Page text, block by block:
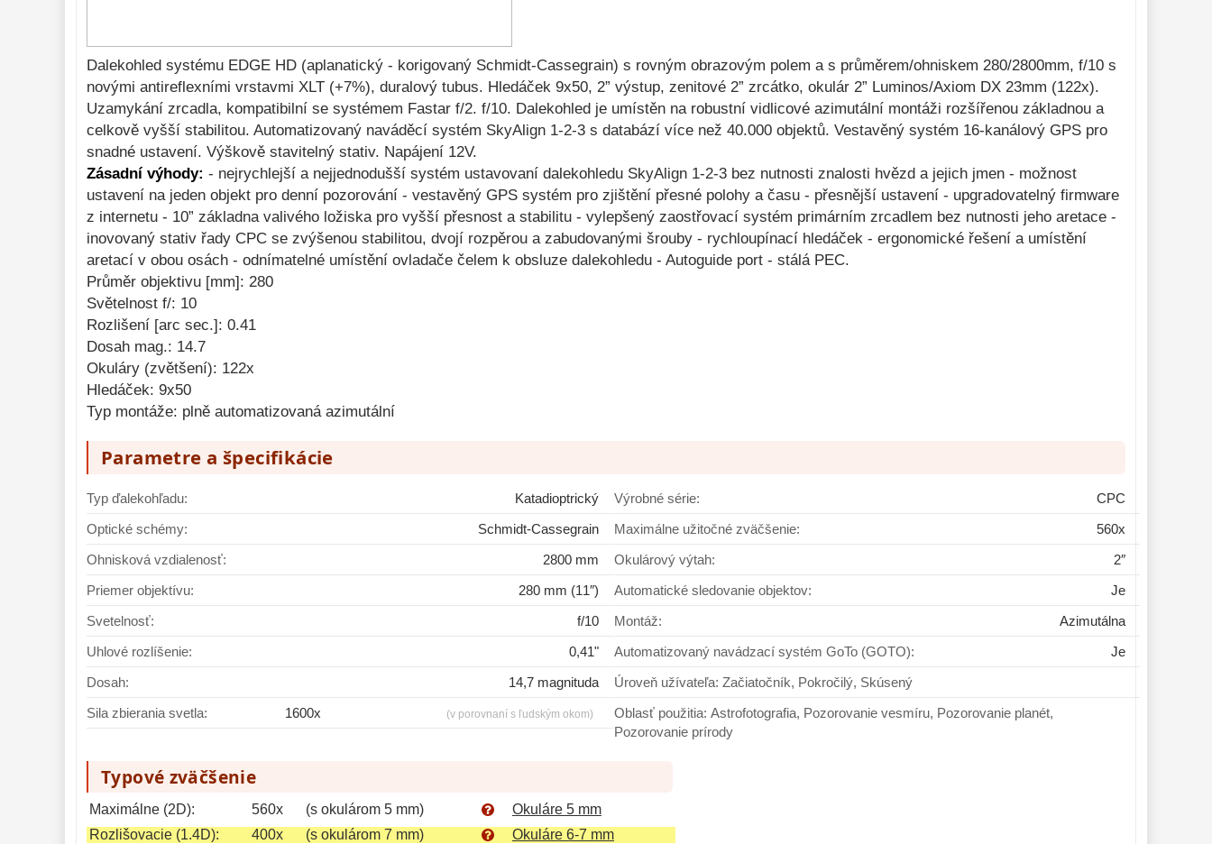
Zrkadielka a
hranoly
61
Astrofotografia 306
Komponenty 78
Binokulárne 286
Diaľkomery a Nočné
videnie
17
Monokulárne
Mikroskopy 93
Meteostanice
Foto stativy 10
Lupy
Literatúra 10
poukazy
28
Dalekohled systému EDGE HD (aplanatický - korigovaný Schmidt-Cassegrain) s rovným obrazovým polem a s průměrem/ohniskem 280/2800mm, f/10 s
novými antireflexními vrstavmi XLT (+7%), duralový tubus. Hledáček 9x50, 2” výstup, zenitové 2” zrcátko, okulár 2” Luminos/Axiom DX 23mm (122x).
Uzamykání zrcadla, kompatibilní se systémem Fastar f/2. f/10. Dalekohled je umístěn na robustní vidlicové azimutální montáži rozšířenou základnou a
celkově vyšší stabilitou. Automatizovaný naváděcí systém SkyAlign 1-2-3 s databází více než 40.000 objektů. Vestavěný systém 16-kanálový GPS pro
snadné ustavení. Výškově stavitelný stativ. Napájení 12V.
Zásadní výhody: - nejrychlejší a nejjednodušší systém ustavovaní dalekohledu SkyAlign 1-2-3 bez nutnosti znalosti hvězd a jejich jmen - možnost
ustavení na jeden objekt pro denní pozorování - vestavěný GPS systém pro zjištění přesné polohy a času - přesnější ustavení - upgradovatelný firmware
z internetu - 10” základna valivého ložiska pro vyšší přesnost a stabilitu - vylepšený zaostřovací systém primárním zrcadlem bez nutnosti jeho aretace -
inovovaný stativ řady CPC se zvýšenou stabilitou, dvojí rozpěrou a zabudovanými šrouby - rychloupínací hledáček - ergonomické řešení a umístění
aretací v obou osách - odnímatelné umístění ovladače čelem k obsluze dalekohledu - Autoguide port - stálá PEC.
Průměr objektivu [mm]: 280
Světelnost f/: 10
Rozlišení [arc sec.]: 0.41
Dosah mag.: 14.7
Okuláry (zvětšení): 122x
Hledáček: 9x50
Typ montáže: plně automatizovaná azimutální
Parametre a špecifikácie
Typ ďalekohľadu:
Katadioptrický
Optické schémy:
Schmidt-Cassegrain
Ohnisková vzdialenosť:
2800 mm
Priemer objektívu:
280 mm (11″)
Svetelnosť:
f/10
Uhlové rozlíšenie:
0,41"
Dosah:
14,7 magnituda
Sila zbierania svetla:
1600x (v porovnaní s ľudským okom)
Výrobné série:
CPC
Maximálne užitočné zväčšenie:
560x
Okulárový výtah:
2″
Automatické sledovanie objektov:
Je
Montáž:
Azimutálna
Automatizovaný navádzací systém GoTo (GOTO):
Je
Úroveň užívateľa: Začiatočník, Pokročilý, Skúsený
Oblasť použitia: Astrofotografia, Pozorovanie vesmíru, Pozorovanie planét,
Pozorovanie prírody
Typové zväčšenie
Maximálne (2D): 560x (s okulárom 5 mm)
Okuláre 5 mm
Rozlišovacie (1.4D):
400x (s okulárom 7 mm)
Okuláre 6-7 mm